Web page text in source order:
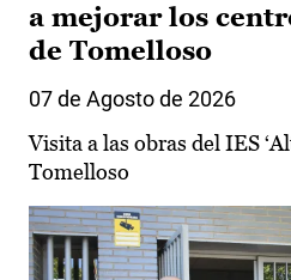
a mejorar los
de Tomelloso
07 de Agosto de 2026
Visita a las obras del IES
Tomelloso